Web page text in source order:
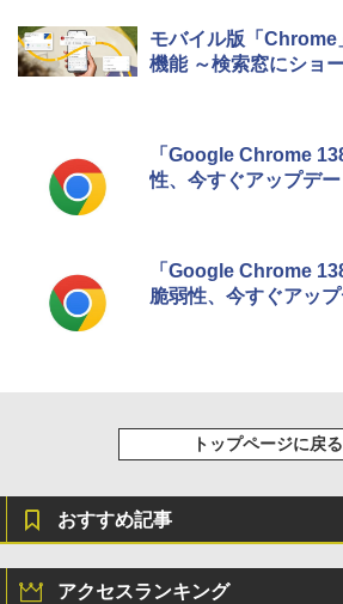
モバイル版「Chrome
機能 ～検索窓にショ
「Google Chrome
性、今すぐアップデ
「Google Chrome
脆弱性、今すぐアッ
トップページに戻る
おすすめ記事
アクセスランキング